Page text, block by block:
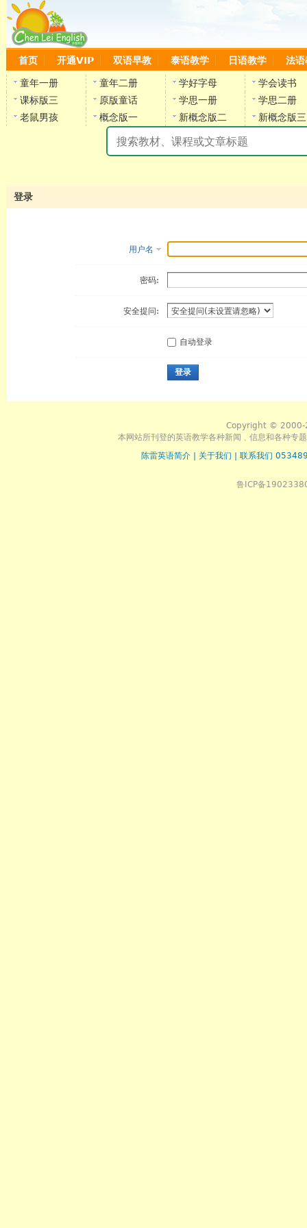
首页 开通VIP 双语早教 泰语教学 日语教学 法语
童年一册 童年二册 学好字母
学会读书
课标版三
原版童话 学思一册
学思二册
老鼠男孩
概念版一 新概念版二 新概念版三
登录
用户名
密码:
安全提问:
自动登录
登录
Copyright © 2000-
本网站所刊登的英语教学各种新闻﹑信息和各种专
陈雷英语简介
关于我们 联系我们
鲁ICP备